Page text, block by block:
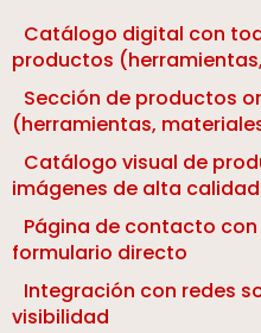
Catálogo digital con
productos
Sección de productos
(herramientas,
Catálogo visual de
imágenes de alta calidad
Página de contacto
formulario directo
Integración con redes
visibilidad